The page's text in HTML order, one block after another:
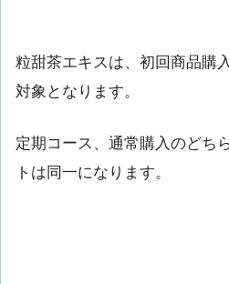
粒甜茶エキスは、初回商品購
対象となります。
定期コース、通常購入のどち
トは同一になります。